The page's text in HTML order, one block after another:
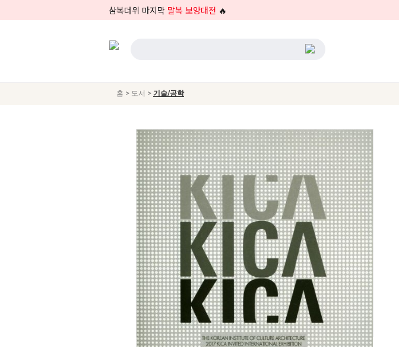
삼복더위 마지막 말복 보양대전 🔥
홈 > 도서 > 기술/공학